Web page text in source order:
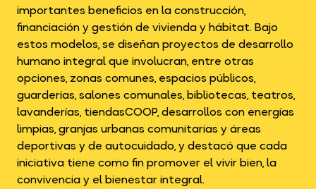
importantes beneficios en la construcción,
financiación y gestión de vivienda y hábitat. Bajo
estos modelos, se diseñan proyectos de desarrollo
humano integral que involucran, entre otras
opciones, zonas comunes, espacios públicos,
guarderías, salones comunales, bibliotecas, teatros,
lavanderías, tiendasCOOP, desarrollos con energías
limpias, granjas urbanas comunitarias y áreas
deportivas y de autocuidado, y destacó que cada
iniciativa tiene como fin promover el vivir bien, la
convivencia y el bienestar integral.